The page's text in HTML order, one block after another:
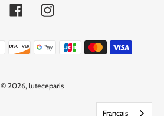
FacebookInstagram
Moyens
de
© 2026,luteceparis
Français